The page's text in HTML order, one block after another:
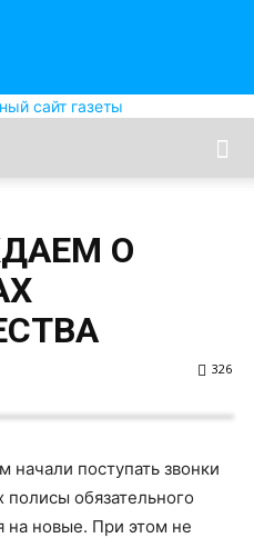
сайт газеты
О
326
начали поступать звонки
обязательного
на новые. При этом не